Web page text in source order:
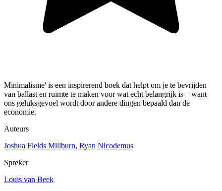
Minimalisme' is een inspirerend boek dat helpt om je te bevrijden
van ballast en ruimte te maken voor wat echt belangrijk is – want
ons geluksgevoel wordt door andere dingen bepaald dan de
economie.
Auteurs
Joshua Fields Millburn, Ryan Nicodemus
Spreker
Louis van Beek